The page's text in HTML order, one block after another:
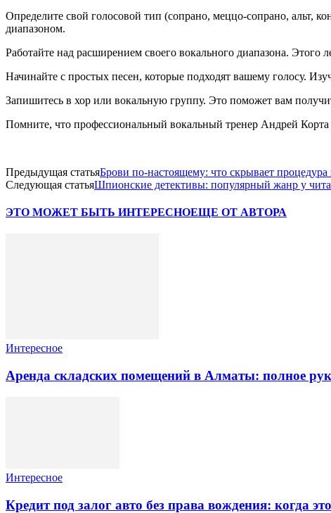
Определите свой голосовой тип (сопрано, меццо-сопрано, альт,
диапазоном.
Работайте над расширением своего вокального диапазона.
Начинайте с простых песен, которые подходят вашему голосу.
Запишитесь в хор или вокальную группу. Это поможет вам
Помните, что профессиональный вокальный тренер Андрей Корта
Предыдущая статьяБрови по-настоящему: что скрывает
Следующая статьяШпионские детективы: популярный жанр у
ЭТО МОЖЕТ БЫТЬ ИНТЕРЕСНОЕЩЕ ОТ АВТОРА
Интересное
Аренда складских помещений в Алматы: полное
Интересное
Кредит под залог авто без права вождения: когда